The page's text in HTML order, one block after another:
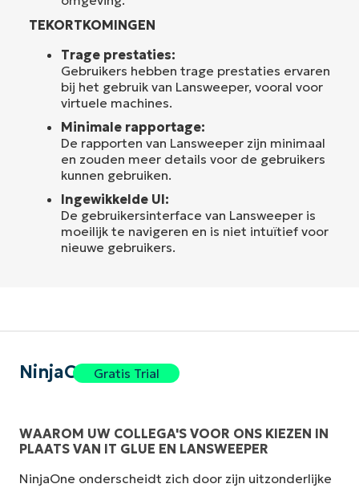
TEKORTKOMINGEN
Trage prestaties:
Gebruikers hebben trage prestaties ervaren
bij het gebruik van Lansweeper, vooral voor
virtuele machines.
Minimale rapportage:
De rapporten van Lansweeper zijn minimaal
en zouden meer details voor de gebruikers
kunnen gebruiken.
Ingewikkelde UI:
De gebruikersinterface van Lansweeper is
moeilijk te navigeren en is niet intuïtief voor
nieuwe gebruikers.
NinjaOneGratis Trial
WAAROM UW COLLEGA'S VOOR ONS KIEZEN IN
PLAATS VAN IT GLUE EN LANSWEEPER
NinjaOne onderscheidt zich door zijn uitzonderlijke